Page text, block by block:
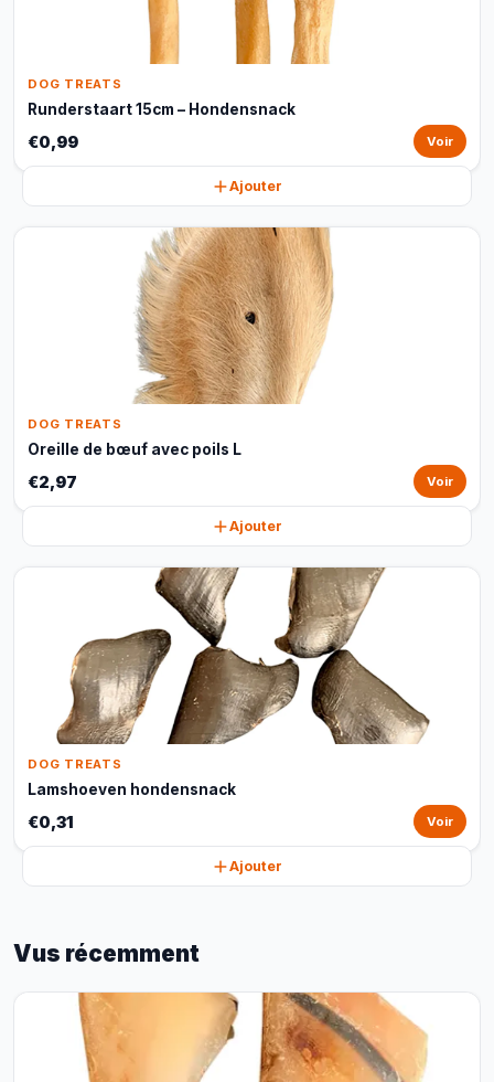
DOG TREATS
Runderstaart 15cm – Hondensnack
€0,99 Voir
Ajouter
DOG TREATS
Oreille de bœuf avec poils L
€2,97 Voir
Ajouter
DOG TREATS
Lamshoeven hondensnack
€0,31 Voir
Ajouter
Vus récemment